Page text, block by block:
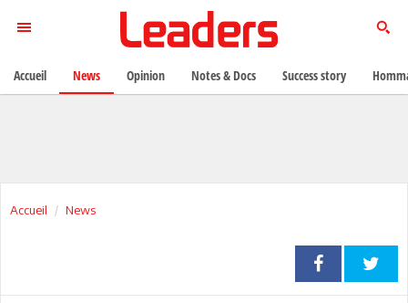
Accueil News
Accueil News Opinion Notes & Docs Success story